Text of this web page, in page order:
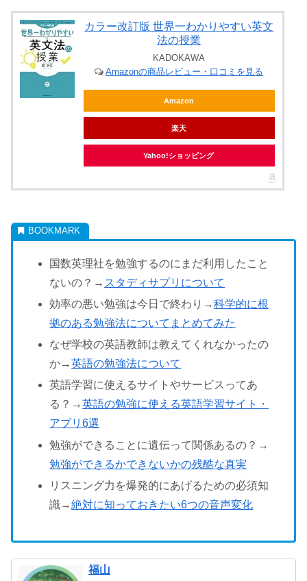
カラー改訂版 世界一わかりやすい英文
法の授業
KADOKAWA
Amazonの商品レビュー・口コミを見る
Amazon
楽天
Yahoo!ショッピング
国数英理社を勉強するのにまだ利用したこと
ないの？→ スタディサプリについて
効率の悪い勉強は今日で終わり→科学的に根
拠のある勉強法についてまとめてみた
なぜ学校の英語教師は教えてくれなかったの
か→英語の勉強法について
英語学習に使えるサイトやサービスってあ
る？→英語の勉強に使える英語学習サイト・
アプリ6選
勉強ができることに遺伝って関係あるの？→
勉強ができるかできないかの残酷な真実
リスニング力を爆発的にあげるための必須知
識→絶対に知っておきたい6つの音声変化
福山